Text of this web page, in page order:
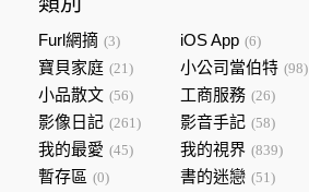
Furl網摘 (3) iOS App (6)
寶貝家庭 (21) 小公司當伯特 (98)
小品散文 (56) 工商服務 (26)
影像日記 (261) 影音手記 (58)
我的最愛 (45) 我的視界 (839)
暫存區 (0) 書的迷戀 (51)